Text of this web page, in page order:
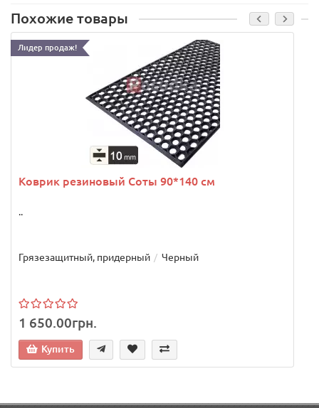
Похожие товары
Лидер продаж!
Коврик резиновый Соты 90*140 см
..
Грязезащитный, придерный Черный
1 650.00грн.
Купить